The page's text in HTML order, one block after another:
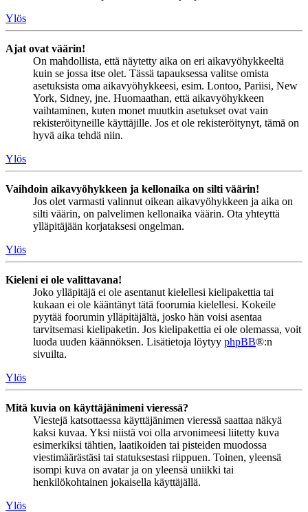
Ylös
Ajat ovat väärin!
On mahdollista, että näytetty aika on eri aikavyöhykkeeltä
kuin se jossa itse olet. Tässä tapauksessa valitse omista
asetuksista oma aikavyöhykkeesi, esim. Lontoo, Pariisi, New
York, Sidney, jne. Huomaathan, että aikavyöhykkeen
vaihtaminen, kuten monet muutkin asetukset ovat vain
rekisteröityneille käyttäjille. Jos et ole rekisteröitynyt, tämä on
hyvä aika tehdä niin.
Ylös
Vaihdoin aikavyöhykkeen ja kellonaika on silti väärin!
Jos olet varmasti valinnut oikean aikavyöhykkeen ja aika on
silti väärin, on palvelimen kellonaika väärin. Ota yhteyttä
ylläpitäjään korjataksesi ongelman.
Ylös
Kieleni ei ole valittavana!
Joko ylläpitäjä ei ole asentanut kielellesi kielipakettia tai
kukaan ei ole kääntänyt tätä foorumia kielellesi. Kokeile
pyytää foorumin ylläpitäjältä, josko hän voisi asentaa
tarvitsemasi kielipaketin. Jos kielipakettia ei ole olemassa, voit
luoda uuden käännöksen. Lisätietoja löytyy phpBB®:n
sivuilta.
Ylös
Mitä kuvia on käyttäjänimeni vieressä?
Viestejä katsottaessa käyttäjänimen vieressä saattaa näkyä
kaksi kuvaa. Yksi niistä voi olla arvonimeesi liitetty kuva
esimerkiksi tähtien, laatikoiden tai pisteiden muodossa
viestimäärästäsi tai statuksestasi riippuen. Toinen, yleensä
isompi kuva on avatar ja on yleensä uniikki tai
henkilökohtainen jokaisella käyttäjällä.
Ylös